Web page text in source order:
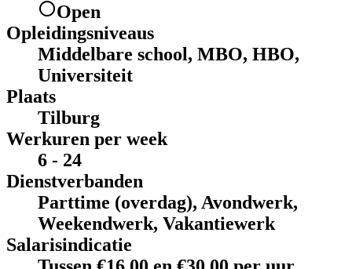
Open
Opleidingsniveaus
Middelbare school, MBO, HBO,
Universiteit
Plaats
Tilburg
Werkuren per week
6 - 24
Dienstverbanden
Parttime (overdag), Avondwerk,
Weekendwerk, Vakantiewerk
Salarisindicatie